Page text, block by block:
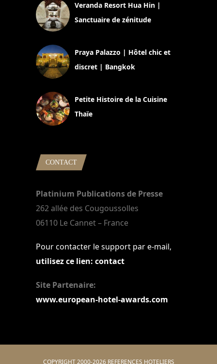
Veranda Resort Hua Hin |
Sanctuaire de zénitude
Praya Palazzo | Hôtel chic et
discret | Bangkok
Petite Histoire de la Cuisine
Thaïe
CONTACT
Platinium Publications de Presse
262 allée des Cougoussolles
06110 Le Cannet – France
Pour contacter le support par e-mail,
utilisez ce lien: contact
Site Partenaire:
www.european-hotel-awards.com
COPYRIGHT 2000-2026 REFERENCES HOTELIERS